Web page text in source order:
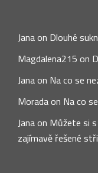
Janaon Dlouhé
Magdalena215on
Janaon Na co se
Moradaon Na co
Janaon Můžete si
zajímavě řešené